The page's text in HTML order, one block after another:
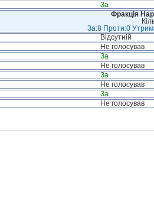
За
Фракція
За:8 Проти:0
Відсутній
Не голосував
За
Не голосував
За
Не голосував
За
Не голосував